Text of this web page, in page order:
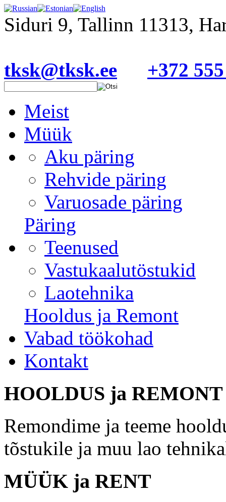
Siduri 9, Tallinn 11313,
tksk@tksk.ee
+372
Meist
Müük
Aku päring
Rehvide päring
Varuosade päring
Päring
Teenused
Vastukaalutöstukid
Laotehnika
Hooldus ja Remont
Vabad töökohad
Kontakt
HOOLDUS ja REMONT
Remondime ja teeme
tõstukile ja muu lao
MÜÜK ja RENT